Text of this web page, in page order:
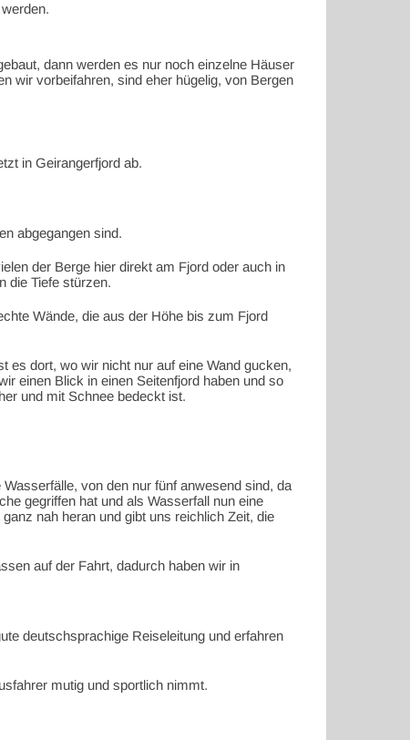
dann werden es nur noch einzelne Häuser
wir vorbeifahren, sind eher hügelig, von Bergen
in Geirangerfjord ab.
abgegangen sind.
der Berge hier direkt am Fjord oder auch in
die Tiefe stürzen.
Wände, die aus der Höhe bis zum Fjord
es dort, wo wir nicht nur auf eine Wand gucken,
einen Blick in einen Seitenfjord haben und so
und mit Schnee bedeckt ist.
von den nur fünf anwesend sind, da
gegriffen hat und als Wasserfall nun eine
nah heran und gibt uns reichlich Zeit, die
auf der Fahrt, dadurch haben wir in
deutschsprachige Reiseleitung und erfahren
mutig und sportlich nimmt.